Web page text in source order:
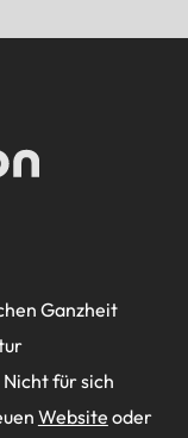
Ganzheit
für sich
Website oder